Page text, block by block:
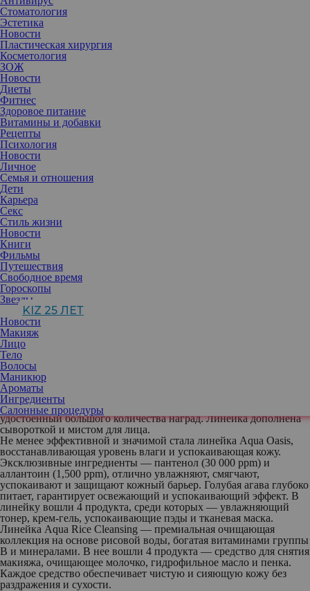
Стоматология
Эстетика
Новости
Пластическая хирургия
Косметология
ЗОЖ
Новости
Диеты
Фитнес
Здоровое питание
Витамины и добавки
Рецепты
Психология
Новости
Личное
Семья и отношения
Дети
Карьера
Секс
Стиль жизни
Новости
Книги
Фильмы
Путешествия
Свободное время
Гороскопы
Звезды
KIZ 25 ЛЕТ
Новости
Макияж
Лицо
Тело
Волосы
Маникюр
Ароматы
Ингредиенты
Салонные процедуры
Познакомьтесь со новыми средствами из нашего обзора. Они
обеспечивают деликатный, но эффективный уход, и дарят
приятный тонкий аромат. Разве это не приятно?
Гений увлажнения
Корейский бренд
российский рынок. Продукция разработана специально для
бережного ухода за кожей на любом этапе жизни — от
младенчества до зрелого возраста. Название бренда воплощает
принцип: «Кожа подобна природе». Руководствуясь этим
убеждением, компания использует исключительно безопасные
ингредиенты премиум-качества с высоким уровнем
экологической чистоты («зеленый» рейтинг EWG).
Линейка Aqua Squalane отвечает за сужение пор и глубокое
увлажнение. Основной компонент — премиум сквалан,
полученный из оливок. Напоминая по структуре себум, он
эффективно борется с его излишками, сужает поры и мгновенно
питает кожу. Бестселлером линейки стал увлажняющий крем,
удостоенный большого количества наград. Линейка дополнена
сывороткой и мистом для лица.
Не менее эффективной и значимой стала линейка Aqua Oasis,
восстанавливающая уровень влаги и успокаивающая кожу.
Эксклюзивные ингредиенты — пантенол (30 000 ppm) и
аллантоин (1,500 ppm), отлично увлажняют, смягчают,
успокаивают и защищают кожный барьер. Голубая агава глубоко
питает, гарантирует освежающий и успокаивающий эффект. В
линейку вошли 4 продукта, среди которых — увлажняющий
тонер, крем-гель, успокаивающие пэды и тканевая маска.
Линейка Aqua Rice Cleansing — премиальная очищающая
коллекция на основе рисовой воды, богатая витаминами группы
B и минералами. В нее вошли 4 продукта — средство для снятия
макияжа, очищающее молочко, гидрофильное масло и пенка.
Каждое средство обеспечивает чистую и сияющую кожу без
раздражения и сухости.